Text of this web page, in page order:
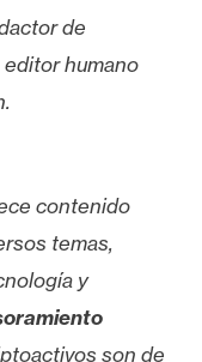
de
humano
contenido
temas,
y
son de